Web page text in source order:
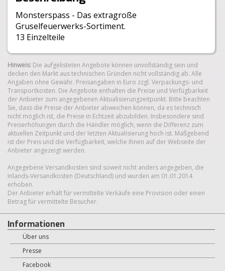
Monsterspass - Das extragroße
Gruselfeuerwerks-Sortiment.
13 Einzelteile
Hinweis: Die aufgelisteten Angebote können unvollständig sein und
decken den Markt aus technischen Gründen nicht vollständig ab. Alle
Angaben ohne Gewähr. Preisangaben in Euro zzgl. Verpackungs- und
Transportkosten. Die Angebote enthalten die Preise und Verfügbarkeit
der Anbieter zum angegebenen Aktualisierungzeitpunkt. Bitte beachten
Sie, dass die Preise der Anbieter abweichen können, da es technisch
nicht möglich ist, die Preise in Echtzeit abzubilden. Insbesondere sind
Preiserhöhungen durch die Händler möglich, wenn die Differenz zum
aktuellen Zeitpunkt und der letzten Aktualisierung hoch ist. Maßgebend
ist der Preis und die Verfügbarkeit, welche Ihnen auf der Webseite der
Anbieter angezeigt werden.
Angegebene Versandkosten sind soweit nicht anders angegeben, die
Inlands-Versandkosten (Deutschland) und wurden am 01.01.2014
erhoben.
Der Anbieter erhält für vermittelte Verkäufe eine Provision oder einen
Betrag für vermittelte Besucher.
Informationen
Über uns
Presse
Facebook